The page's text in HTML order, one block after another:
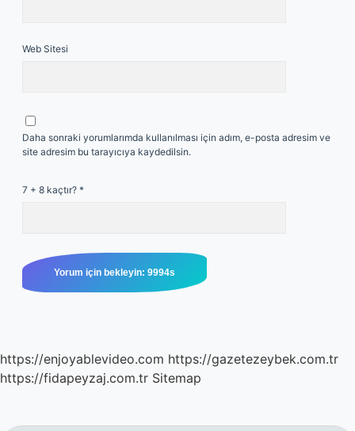
Web Sitesi
Daha sonraki yorumlarımda kullanılması için adım, e-posta adresim ve
site adresim bu tarayıcıya kaydedilsin.
7 + 8 kaçtır? *
https://enjoyablevideo.com https://gazetezeybek.com.tr
https://fidapeyzaj.com.tr Sitemap